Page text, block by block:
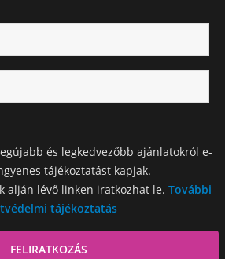
és legkedvezőbb ajánlatokról e-
tájékoztatást kapjak.
alján lévő linken iratkozhat le. További
tájékoztatás